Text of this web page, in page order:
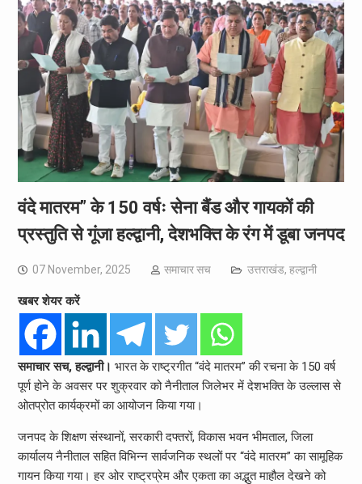
वंदे मातरम” के 150 वर्षः सेना बैंड और गायकों की
प्रस्तुति से गूंजा हल्द्वानी, देशभक्ति के रंग में डूबा जनपद
07 November, 2025 समाचार सच उत्तराखंड, हल्द्वानी
खबर शेयर करें
समाचार सच, हल्द्वानी। भारत के राष्ट्रगीत “वंदे मातरम” की रचना के 150 वर्ष
पूर्ण होने के अवसर पर शुक्रवार को नैनीताल जिलेभर में देशभक्ति के उल्लास से
ओतप्रोत कार्यक्रमों का आयोजन किया गया।
जनपद के शिक्षण संस्थानों, सरकारी दफ्तरों, विकास भवन भीमताल, जिला
कार्यालय नैनीताल सहित विभिन्न सार्वजनिक स्थलों पर “वंदे मातरम” का सामूहिक
गायन किया गया। हर ओर राष्ट्रप्रेम और एकता का अद्भुत माहौल देखने को